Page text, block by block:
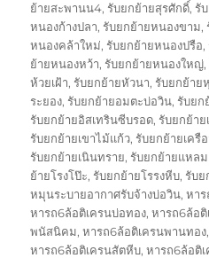
ย้ายสะพานน4,รับยกย้ายสุรศักดิ์,รั
หนองก้างปลา,รับยกย้ายหนองขาม,
หนองคล้าใหม่,รับยกย้ายหนองปรือ,
ย้ายหนองหว้า,รับยกย้ายหนองใหญ่,
ห้วยเฝ้า,รับยกย้ายหัวนา,รับยกย้าย
ระยอง,รับยกย้ายอมตะบ่อวิน,รับยก
รับยกย้ายอิสเทรินซีบรอด,รับยกย้าย
รับยกย้ายเขาไม้แก้ว,รับยกย้ายเค
รับยกย้ายเนินทราย,รับยกย้ายแหล
ย้ายโรงโป๊ะ,รับยกย้ายโรรงหีบ,รับย
หมุนระบายอากาศรับจ้างบ่อวิน,หาร
หารถ6ล้อติเครนบ่อทอง,หารถ6ล้อติ
พนัสนิคม,หารถ6ล้อติเครนพานทอง
หารถ6ล้อติเครนสัตหีบ,หารถ6ล้อติ